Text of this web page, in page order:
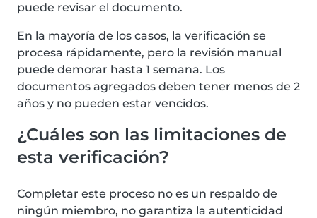
puede revisar el documento.
En la mayoría de los casos, la verificación se
procesa rápidamente, pero la revisión manual
puede demorar hasta 1 semana. Los
documentos agregados deben tener menos de 2
años y no pueden estar vencidos.
¿Cuáles son las limitaciones de
esta verificación?
Completar este proceso no es un respaldo de
ningún miembro, no garantiza la autenticidad